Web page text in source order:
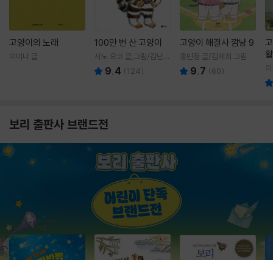
고양이의 노래
이미나 글
100만 번 산 고양이
사노 요코 글,그림/김난주
역 9.4 (124)
고양이 해결사 깜냥 9
홍민정 글/김재희 그림
9.7 (60)
보리 출판사 브랜드전